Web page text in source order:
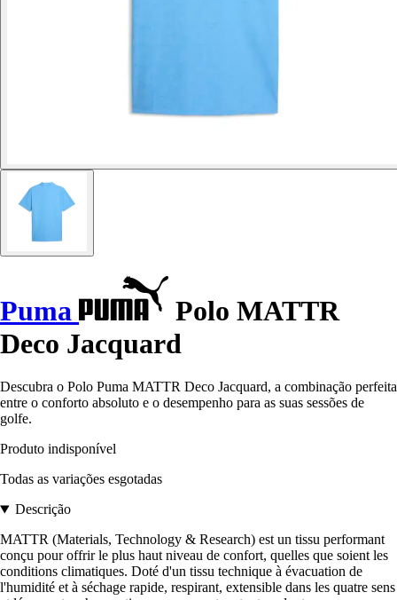
Puma
Polo MATTR
Deco Jacquard
Descubra o Polo Puma MATTR Deco Jacquard, a combinação perfeita
entre o conforto absoluto e o desempenho para as suas sessões de
golfe.
Produto indisponível
Todas as variações esgotadas
Descrição
MATTR (Materials, Technology & Research) est un tissu performant
conçu pour offrir le plus haut niveau de confort, quelles que soient les
conditions climatiques. Doté d'un tissu technique à évacuation de
l'humidité et à séchage rapide, respirant, extensible dans les quatre sens